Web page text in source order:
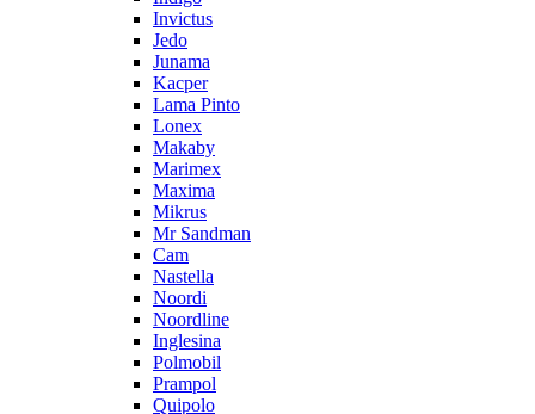
Invictus
Jedo
Junama
Kacper
Lama Pinto
Lonex
Makaby
Marimex
Maxima
Mikrus
Mr Sandman
Cam
Nastella
Noordi
Noordline
Inglesina
Polmobil
Prampol
Quipolo